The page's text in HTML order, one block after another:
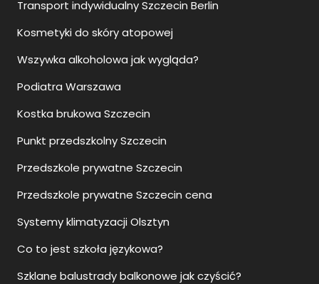
Transport indywidualny Szczecin Berlin
Kosmetyki do skóry atopowej
Wszywka alkoholowa jak wygląda?
Podiatra Warszawa
Kostka brukowa Szczecin
Punkt przedszkolny Szczecin
Przedszkole prywatne Szczecin
Przedszkole prywatne Szczecin cena
Systemy klimatyzacji Olsztyn
Co to jest szkoła językowa?
Szklane balustrady balkonowe jak czyścić?